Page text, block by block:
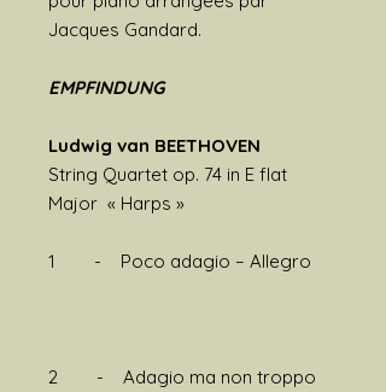
Jacques Gandard.
EMPFINDUNG
Ludwig van BEETHOVEN
String Quartet op. 74 in E flat
Major « Harps »
1 - Poco adagio – Allegro
2 - Adagio ma non troppo